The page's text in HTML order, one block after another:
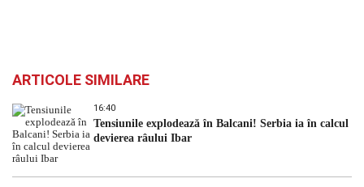
ARTICOLE SIMILARE
16:40
Tensiunile explodează în Balcani! Serbia ia în calcul
devierea râului Ibar